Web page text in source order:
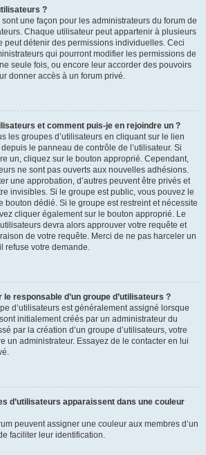
?
sont une façon pour les administrateurs du forum de
Chaque utilisateur peut appartenir à plusieurs
peut détenir des permissions individuelles. Ceci
qui pourront modifier les permissions de
seule fois, ou encore leur accorder des pouvoirs
donner accès à un forum privé.
et comment puis-je en rejoindre un ?
les groupes d’utilisateurs en cliquant sur le lien
le panneau de contrôle de l’utilisateur. Si
un, cliquez sur le bouton approprié. Cependant,
ne sont pas ouverts aux nouvelles adhésions.
une approbation, d’autres peuvent être privés et
invisibles. Si le groupe est public, vous pouvez le
bouton dédié. Si le groupe est restreint et nécessite
cliquer également sur le bouton approprié. Le
devra alors approuver votre requête et
de votre requête. Merci de ne pas harceler un
refuse votre demande.
responsable d’un groupe d’utilisateurs ?
d’utilisateurs est généralement assigné lorsque
initialement créés par un administrateur du
par la création d’un groupe d’utilisateurs, votre
un administrateur. Essayez de le contacter en lui
d’utilisateurs apparaissent dans une couleur
peuvent assigner une couleur aux membres d’un
faciliter leur identification.